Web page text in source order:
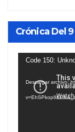
Crónica Del
Reproductor
vídeo
Code 150:
Descargar archivo: